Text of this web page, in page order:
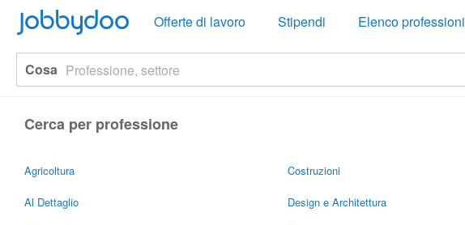
Jobbydoo Offerte di lavoro Stipendi Elenco professioni
Cosa
Cerca per professione
Agricoltura
Al Dettaglio
Costruzioni
Design e Architettura